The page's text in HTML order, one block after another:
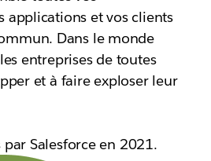
applications et vos clients
Dans le monde
entreprises de toutes
et à faire exploser leur
par Salesforce en 2021.